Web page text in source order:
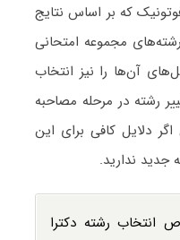
که بر اساس نتایج
مجموعه امتحانی
آن‌ها را نیز انتخاب
رشته در مرحله مصاحبه
دلایل کافی برای این
جدید ندارید.
رشته دکترا